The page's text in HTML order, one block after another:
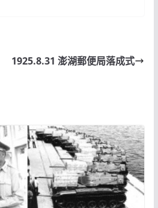
1925.8.31 澎湖郵便局落成式